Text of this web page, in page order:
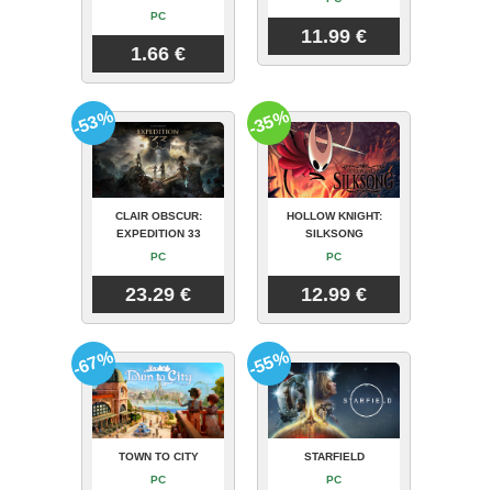
PC
1.66 €
11.99 €
CLAIR OBSCUR:
EXPEDITION 33
PC
23.29 €
-53%
HOLLOW KNIGHT:
SILKSONG
PC
12.99 €
-35%
TOWN TO CITY
PC
-67%
STARFIELD
PC
-55%